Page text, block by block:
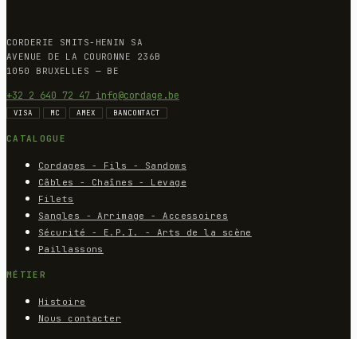
CORDERIE SMITS-HENIN SA
AVENUE DE LA COURONNE 236B
1050 BRUXELLES — BE
+32 2 640 72 47 info@cordage.be
VISA MC AMEX BANCONTACT
CATALOGUE
Cordages - Fils - Sandows
Câbles - Chaînes - Levage
Filets
Sangles - Arrimage - Accessoires
Sécurité - E.P.I. - Arts de la scène
Paillassons
MÉTIER
Histoire
Nous contacter